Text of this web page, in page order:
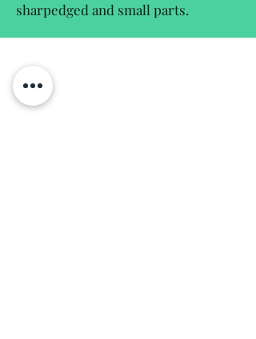
sharpedged and small parts.